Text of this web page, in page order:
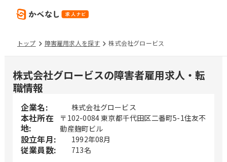
トップ 障害雇用求人を探す 株式会社グロービス
株式会社グロービスの障害者雇用求人・転
職情報
企業名: 株式会社グロービス
本社所在
地:
〒102-0084 東京都千代田区二番町5-1住友不
動産麹町ビル
設立年月: 1992年08月
従業員数: 713名